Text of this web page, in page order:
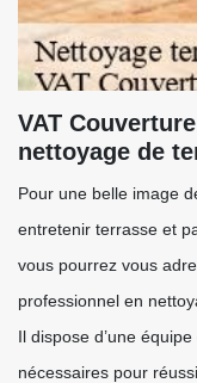
VAT
nettoyage de
Pour une belle image
entretenir terrasse et
vous pourrez vous
professionnel en
Il dispose d’une
nécessaires pour